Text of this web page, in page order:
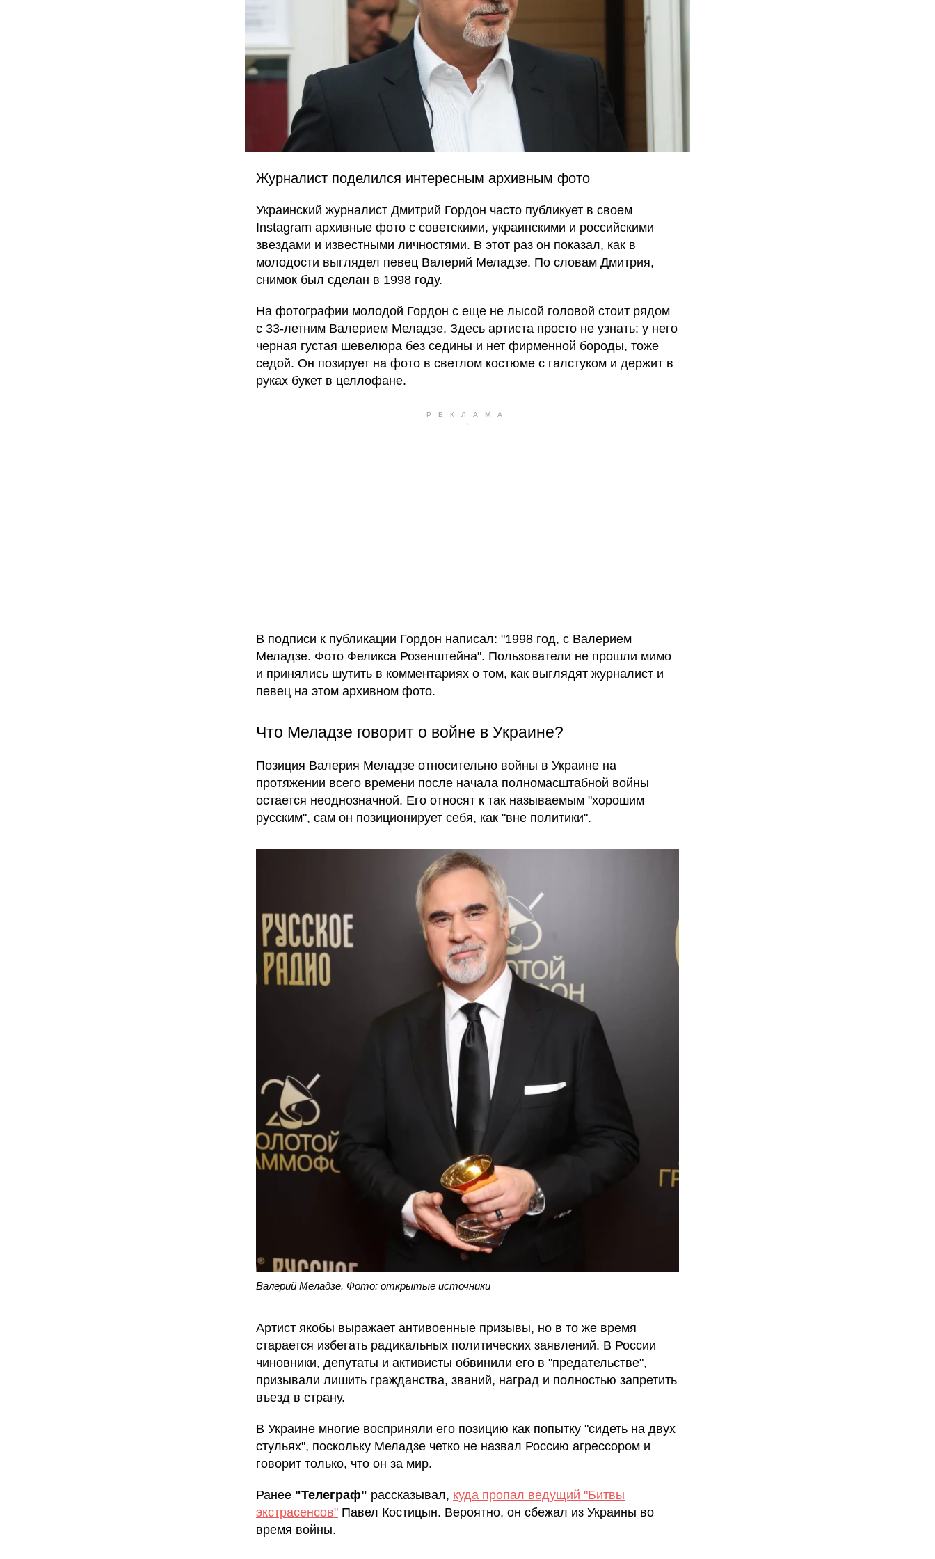
Журналист поделился интересным архивным фото
Украинский журналист Дмитрий Гордон часто публикует в своем
Instagram архивные фото с советскими, украинскими и российскими
звездами и известными личностями. В этот раз он показал, как в
молодости выглядел певец Валерий Меладзе. По словам Дмитрия,
снимок был сделан в 1998 году.
На фотографии молодой Гордон с еще не лысой головой стоит рядом
с 33-летним Валерием Меладзе. Здесь артиста просто не узнать: у него
черная густая шевелюра без седины и нет фирменной бороды, тоже
седой. Он позирует на фото в светлом костюме с галстуком и держит в
руках букет в целлофане.
В подписи к публикации Гордон написал: "1998 год, с Валерием
Меладзе. Фото Феликса Розенштейна". Пользователи не прошли мимо
и принялись шутить в комментариях о том, как выглядят журналист и
певец на этом архивном фото.
Что Меладзе говорит о войне в Украине?
Позиция Валерия Меладзе относительно войны в Украине на
протяжении всего времени после начала полномасштабной войны
остается неоднозначной. Его относят к так называемым "хорошим
русским", сам он позиционирует себя, как "вне политики".
Валерий Меладзе. Фото: открытые источники
Артист якобы выражает антивоенные призывы, но в то же время
старается избегать радикальных политических заявлений. В России
чиновники, депутаты и активисты обвинили его в "предательстве",
призывали лишить гражданства, званий, наград и полностью запретить
въезд в страну.
В Украине многие восприняли его позицию как попытку "сидеть на двух
стульях", поскольку Меладзе четко не назвал Россию агрессором и
говорит только, что он за мир.
Ранее "Телеграф" рассказывал, куда пропал ведущий "Битвы
экстрасенсов" Павел Костицын. Вероятно, он сбежал из Украины во
время войны.